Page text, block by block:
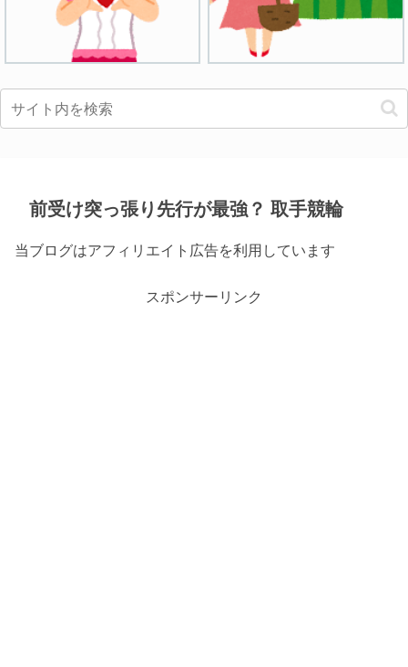
前受け突っ張り先行が最強？ 取手競輪
当ブログはアフィリエイト広告を利用しています
スポンサーリンク